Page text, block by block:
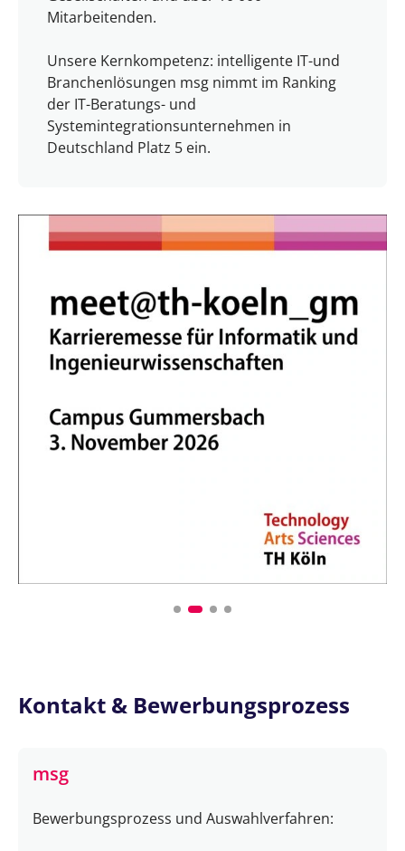
Mitarbeitenden.
Unsere Kernkompetenz: intelligente IT-und
Branchenlösungen msg nimmt im Ranking
der IT-Beratungs- und
Systemintegrationsunternehmen in
Deutschland Platz 5 ein.
Kontakt & Bewerbungsprozess
msg
Bewerbungsprozess und Auswahlverfahren: